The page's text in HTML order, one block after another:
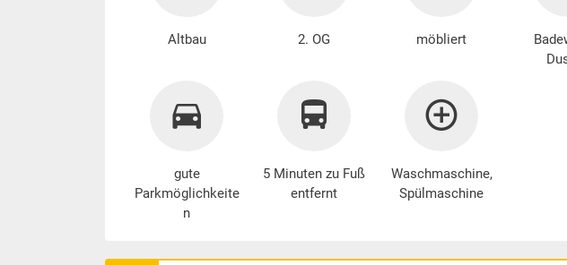
Altbau 2. OG möbliert
gute
Parkmöglichkeite
n
5 Minuten zu Fuß
entfernt
Waschmaschine,
Spülmaschine